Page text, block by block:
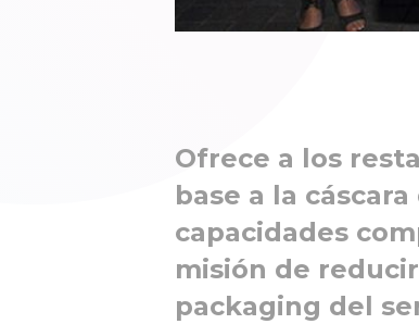
Ofrece a los
base a la
capacidades
misión de
packaging del